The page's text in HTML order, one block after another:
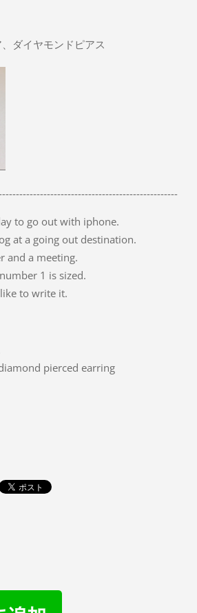
ダイヤモンドピアス
to go out with iphone.
at a going out destination.
and a meeting.
1 is sized.
to write it.
pierced earring